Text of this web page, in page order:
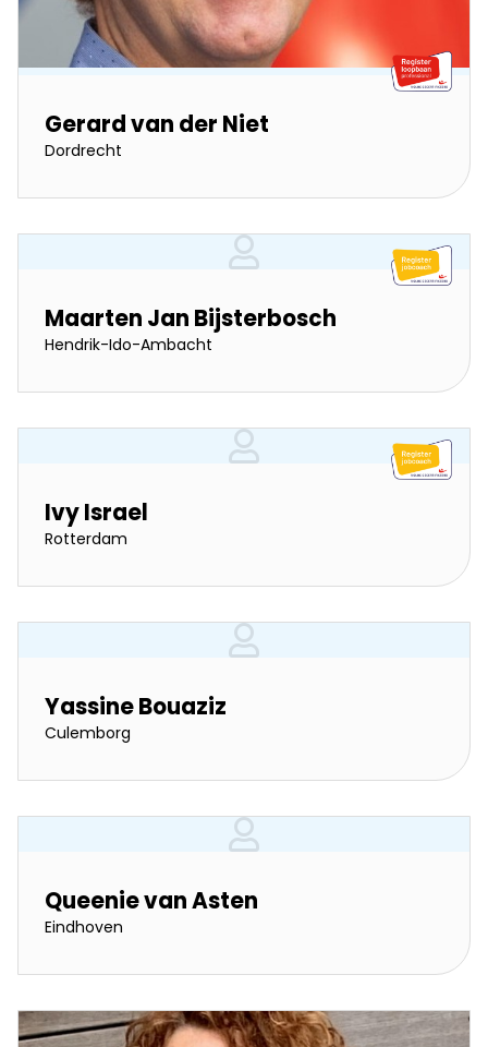
Gerard van der Niet
Dordrecht
Maarten Jan Bijsterbosch
Hendrik-Ido-Ambacht
Ivy Israel
Rotterdam
Yassine Bouaziz
Culemborg
Queenie van Asten
Eindhoven